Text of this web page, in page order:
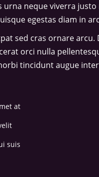
neque viverra
egestas diam in
sed cras ornare
orci nulla
tincidunt augue
at
suis